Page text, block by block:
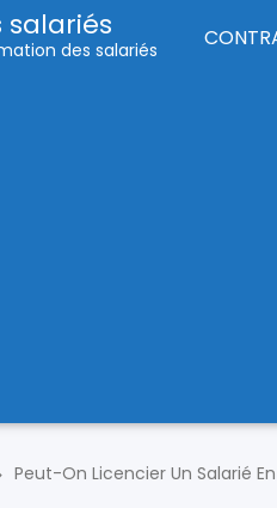
salariés
des salariés
Peut-On Licencier Un Salarié